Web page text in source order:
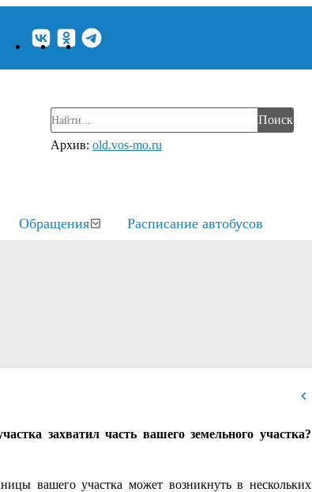
Поиск
Архив: old.vos-mo.ru
Обращения Расписание автобусов
захватил часть вашего земельного участка?
вашего участка может возникнуть в нескольких